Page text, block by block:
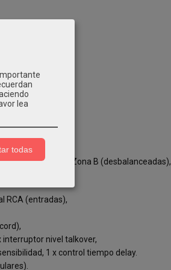
1x Zona B (desbalanceadas),
RCA (entradas),
nivel talkover,
1 x control tiempo delay.
lea
todas